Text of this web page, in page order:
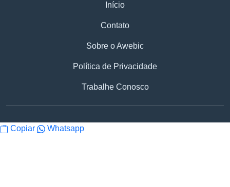
Início
Contato
Sobre o Awebic
Política de Privacidade
Trabalhe Conosco
Copiar Whatsapp